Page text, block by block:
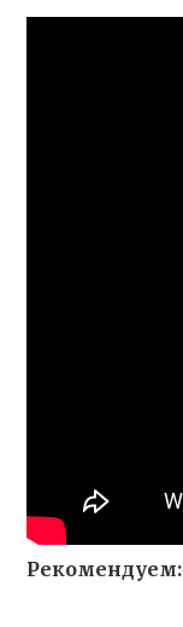
Рекомендуем: